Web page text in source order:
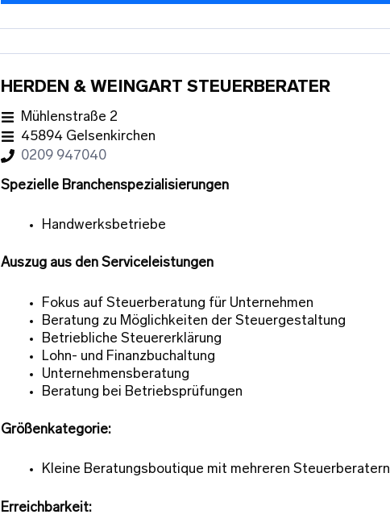
HERDEN & WEINGART STEUERBERATER
Mühlenstraße 2
45894 Gelsenkirchen
0209 947040
Spezielle Branchenspezialisierungen
Handwerksbetriebe
Auszug aus den Serviceleistungen
Fokus auf Steuerberatung für Unternehmen
Beratung zu Möglichkeiten der Steuergestaltung
Betriebliche Steuererklärung
Lohn- und Finanzbuchaltung
Unternehmensberatung
Beratung bei Betriebsprüfungen
Größenkategorie:
Kleine Beratungsboutique mit mehreren Steuerberatern
Erreichbarkeit: